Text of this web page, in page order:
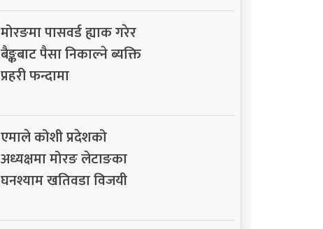
मोरङमा पासवर्ड ह्याक गरेर
बैङ्कबाट पैसा निकाल्ने ब्यक्ति
प्रहरी फन्दामा
एमाले कोशी प्रदेशको
अध्यक्षमा मोरङ लेटाङका
घनश्याम खतिवडा विजयी